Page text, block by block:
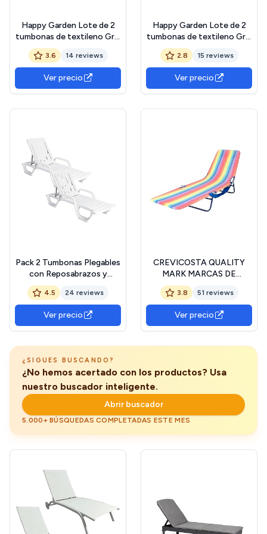
Happy Garden Lote de 2
tumbonas de textileno Gris
Sardinia Estructura Blanca.
Tumbona de Acero para
Exterior de 5 Posiciones.
3.6 14 reviews
Ver precio
Happy Garden Lote de 2
tumbonas de textileno Gris
Sardinia Estructura
Antracita. Tumbona de
Exterior de Acero de 5
Posiciones.
2.8 15 reviews
Ver precio
Pack 2 Tumbonas Plegables
con Reposabrazos y
Reclinable en 4 Posiciones.
Hamaca Modelo Malibú,
Reclinable y Resistente
para Playa, Piscina o Jardín.
4.5 24 reviews
Ver precio
CREVICOSTA QUALITY
MARK MARCAS DE
CALIDAD - Single 1034 -
Tumbona Plegable
Textilene (Orgullo)
3.8 51 reviews
Ver precio
¿SIGUES BUSCANDO?
¿No hemos acertado con los productos? Usa
nuestro buscador inteligente.
Abrir buscador
5.000+ BÚSQUEDAS COMPLETADAS ESTE MES